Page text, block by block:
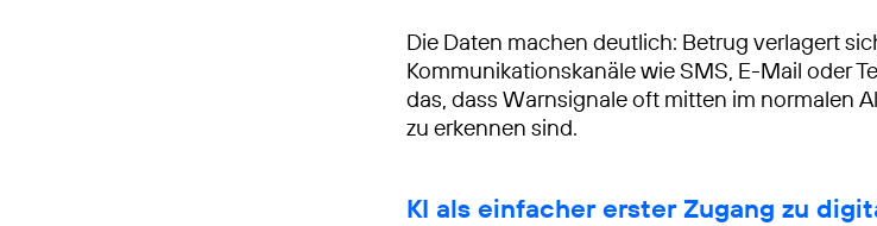
Die Daten machen deutlich: Betrug verlagert
Kommunikationskanäle wie SMS, E-Mail oder
das, dass Warnsignale oft mitten im normalen
zu erkennen sind.
KI als einfacher erster Zugang zu